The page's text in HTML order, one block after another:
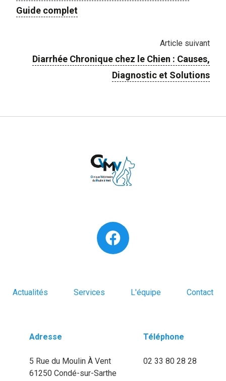
Guide complet
Article suivant
Diarrhée Chronique chez le Chien : Causes,
Diagnostic et Solutions
Actualités Services L'équipe Contact
Adresse
5 Rue du Moulin À Vent
61250 Condé-sur-Sarthe
Téléphone
02 33 80 28 28